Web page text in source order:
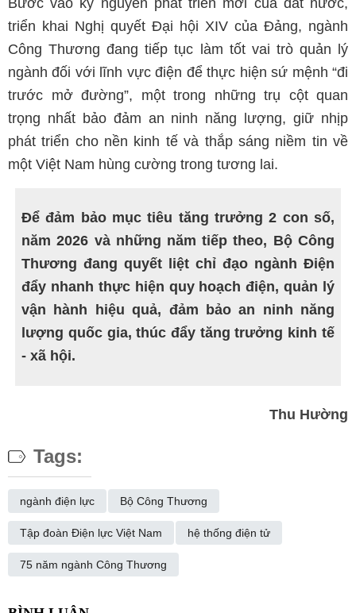
triển khai Nghị quyết Đại hội XIV của Đảng, ngành
Công Thương đang tiếp tục làm tốt vai trò quản lý
ngành đối với lĩnh vực điện để thực hiện sứ mệnh “đi
trước mở đường”, một trong những trụ cột quan
trọng nhất bảo đảm an ninh năng lượng, giữ nhịp
phát triển cho nền kinh tế và thắp sáng niềm tin về
một Việt Nam hùng cường trong tương lai.
Để đảm bảo mục tiêu tăng trưởng 2 con số,
năm 2026 và những năm tiếp theo, Bộ Công
Thương đang quyết liệt chỉ đạo ngành Điện
đẩy nhanh thực hiện quy hoạch điện, quản lý
vận hành hiệu quả, đảm bảo an ninh năng
lượng quốc gia, thúc đẩy tăng trưởng kinh tế
- xã hội.
Thu Hường
Tags:
ngành điện lực Bộ Công Thương
Tập đoàn Điện lực Việt Nam hệ thống điện tử
75 năm ngành Công Thương